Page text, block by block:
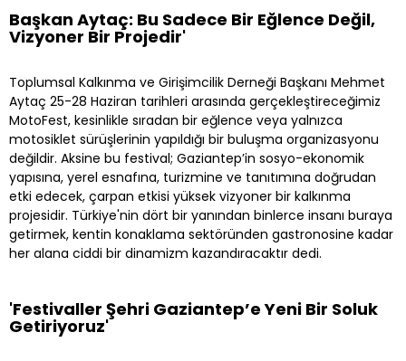
Başkan Aytaç: Bu Sadece Bir Eğlence Değil,
Vizyoner Bir Projedir'
Toplumsal Kalkınma ve Girişimcilik Derneği Başkanı Mehmet
Aytaç 25-28 Haziran tarihleri arasında gerçekleştireceğimiz
MotoFest, kesinlikle sıradan bir eğlence veya yalnızca
motosiklet sürüşlerinin yapıldığı bir buluşma organizasyonu
değildir. Aksine bu festival; Gaziantep’in sosyo-ekonomik
yapısına, yerel esnafına, turizmine ve tanıtımına doğrudan
etki edecek, çarpan etkisi yüksek vizyoner bir kalkınma
projesidir. Türkiye'nin dört bir yanından binlerce insanı buraya
getirmek, kentin konaklama sektöründen gastronosine kadar
her alana ciddi bir dinamizm kazandıracaktır dedi.
'Festivaller Şehri Gaziantep’e Yeni Bir Soluk
Getiriyoruz'